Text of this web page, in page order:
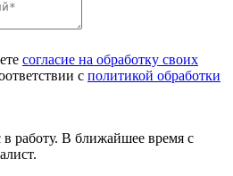
согласие на обработку своих
с политикой обработки
работу. В ближайшее время с